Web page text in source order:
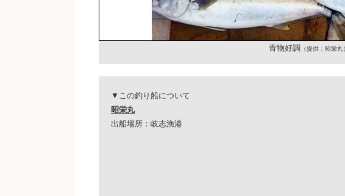
青物好調 （提供：昭栄丸
▼この釣り船について
昭栄丸
出船場所：岐志漁港